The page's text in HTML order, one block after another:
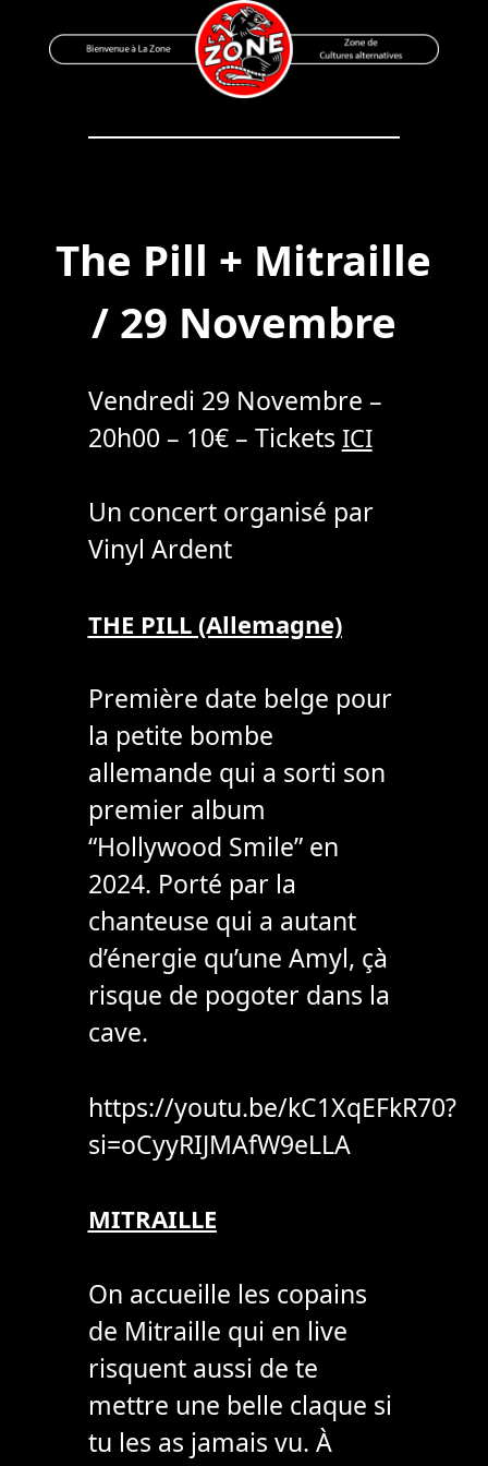
to
Bienvenue à La Zone
Zone de Cultures Alternatives
The Pill + Mitraille
/ 29 Novembre
Vendredi 29 Novembre –
20h00 – 10€ – Tickets ICI
Un concert organisé par
Vinyl Ardent
THE PILL (Allemagne)
Première date belge pour
la petite bombe
allemande qui a sorti son
premier album
“Hollywood Smile” en
2024. Porté par la
chanteuse qui a autant
d’énergie qu’une Amyl, çà
risque de pogoter dans la
cave.
https://youtu.be/kC1XqEFkR70?
si=oCyyRIJMAfW9eLLA
MITRAILLE
On accueille les copains
de Mitraille qui en live
risquent aussi de te
mettre une belle claque si
tu les as jamais vu. À